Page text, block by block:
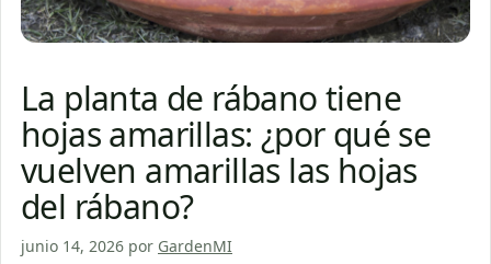
La planta de rábano tiene
hojas amarillas: ¿por qué se
vuelven amarillas las hojas
del rábano?
junio 14, 2026 por GardenMI